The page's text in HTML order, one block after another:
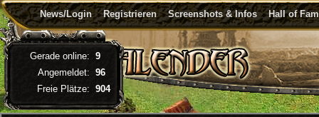
News/Login Registrieren Screenshots & Infos Hall of
Gerade online: 9
Angemeldet: 96
Freie Plätze: 904